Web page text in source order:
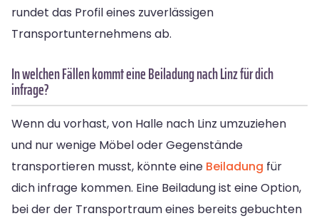
rundet das Profil eines zuverlässigen
Transportunternehmens ab.
In welchen Fällen kommt eine Beiladung nach Linz für dich
infrage?
Wenn du vorhast, von Halle nach Linz umzuziehen
und nur wenige Möbel oder Gegenstände
transportieren musst, könnte eine Beiladung für
dich infrage kommen. Eine Beiladung ist eine Option,
bei der der Transportraum eines bereits gebuchten